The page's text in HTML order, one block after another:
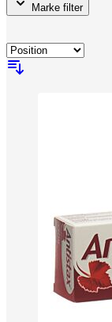
Marke filter